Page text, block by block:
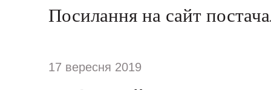
Посилання на сайт
17 вересня 2019